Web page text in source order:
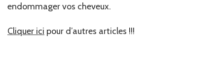
endommager vos cheveux.
Cliquer ici pour d’autres articles !!!